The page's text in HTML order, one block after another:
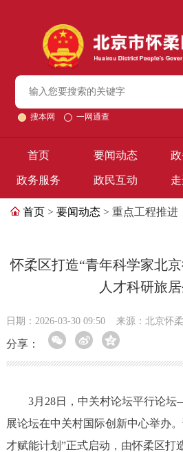
搜本网 一网通查
首页 要闻动态
政务服务 政民互动
首页 > 要闻动态 > 重点工程推进
怀柔区打造“青年科学家北
人才科研旅
日期：2026-03-30 09:50 来源：北京怀
分享：
3月28日，中关村论坛平行论坛
展论坛在中关村国际创新中心举办
才赋能计划”正式启动，由怀柔区打